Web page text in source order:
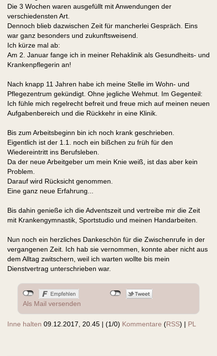
Die 3 Wochen waren ausgefüllt mit Anwendungen der
verschiedensten Art.
Dennoch blieb dazwischen Zeit für mancherlei Gespräch. Eins
war ganz besonders und zukunftsweisend.
Ich kürze mal ab:
Am 2. Januar fange ich in meiner Rehaklinik als Gesundheits- und
Krankenpflegerin an!
Nach knapp 11 Jahren habe ich meine Stelle im Wohn- und
Pflegezentrum gekündigt. Ohne jegliche Wehmut. Im Gegenteil:
Ich fühle mich regelrecht befreit und freue mich auf meinen neuen
Aufgabenbereich und die Rückkehr in eine Klinik.
Bis zum Arbeitsbeginn bin ich noch krank geschrieben.
Eigentlich ist der 1.1. noch ein bißchen zu früh für den
Wiedereintritt ins Berufsleben.
Da der neue Arbeitgeber um mein Knie weiß, ist das aber kein
Problem.
Darauf wird Rücksicht genommen.
Eine ganz neue Erfahrung...
Bis dahin genieße ich die Adventszeit und vertreibe mir die Zeit
mit Krankengymnastik, Sportstudio und meinen Handarbeiten.
Nun noch ein herzliches Dankeschön für die Zwischenrufe in der
vergangenen Zeit. Ich hab sie vernommen, konnte aber nicht aus
dem Alltag zwitschern, weil ich warten wollte bis mein
Dienstvertrag unterschrieben war.
Als Mail versenden
Inne halten 09.12.2017, 20.45 | (1/0) Kommentare (RSS) | PL